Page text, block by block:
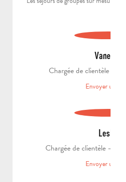
Vanessa
Chargée de clientèle –
Envoyer un email
Leslie
Chargée de clientèle –
Envoyer un email